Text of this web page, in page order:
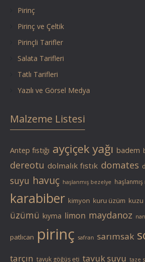
Pirinç
Pirinç ve Çeltik
Pirinçli Tarifler
Salata Tarifleri
Tatlı Tarifleri
Yazılı ve Görsel Medya
Malzeme Listesi
Antep fıstığı ayçiçek yağı badem
dereotu dolmalık fıstık domates
suyu havuç haşlanmış bezelye
karabiber kimyon kuru üzüm kuzu
üzümü kıyma limon maydanoz
patlıcan pirinç safran sarımsak
tarçın tavuk göğüs eti tavuk suyu taze